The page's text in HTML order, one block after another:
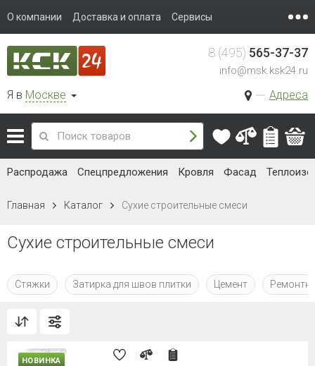
О компании Доставка и оплата Сервисы
Я в Москве Адреса
8 (495) 565-37-37
info@msk.ksk24.ru
Распродажа Спецпредложения Кровля Фасад
Главная Каталог Сухие строительные смеси
Сухие строительные смеси
Стяжки Затирка для швов плитки Цемент
НОВИНКА